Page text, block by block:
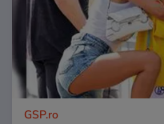
GSP.ro